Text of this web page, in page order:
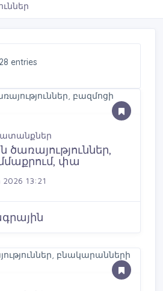
entries
փա
13:21